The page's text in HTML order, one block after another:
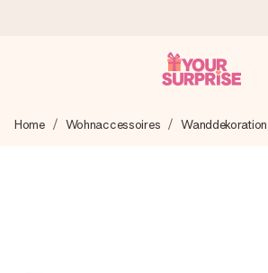
Wir bereiten dein Geschenk sorgfältig
Home Wohnaccessoires Wanddekoration